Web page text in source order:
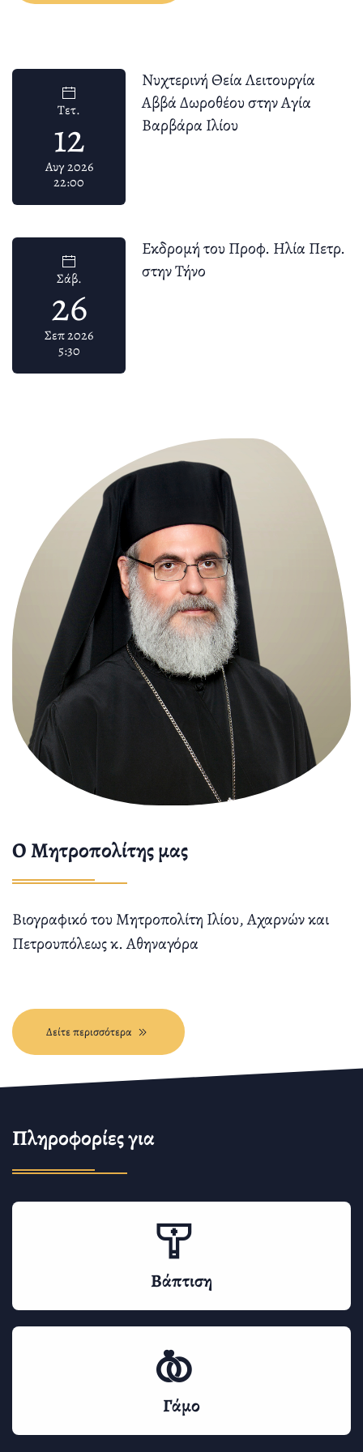
Τετ.
12
Αυγ 2026
22:00
Νυχτερινή Θεία Λειτουργία
Αββά Δωροθέου στην Αγία
Βαρβάρα Ιλίου
Σάβ.
26
Σεπ 2026
5:30
Εκδρομή του Προφ. Ηλία Πετρ.
στην Τήνο
O Μητροπολίτης μας
Βιογραφικό του Μητροπολίτη Ιλίου, Αχαρνών και
Πετρουπόλεως κ. Αθηναγόρα
Δείτε περισσότερα
Πληροφορίες για
Βάπτιση
Γάμο